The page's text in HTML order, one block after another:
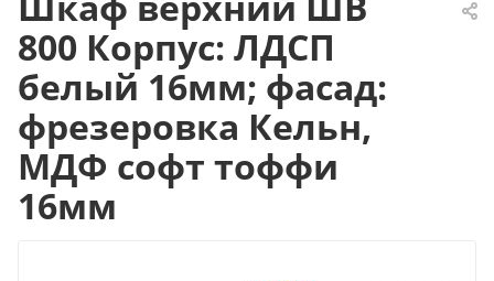
800 Корпус: ЛДСП
белый 16мм; фасад:
фрезеровка Кельн,
МДФ софт тоффи
16мм